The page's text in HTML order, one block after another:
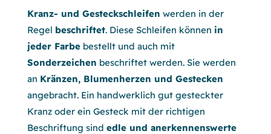
Kranz- und Gesteckschleifen werden in der
Regel beschriftet. Diese Schleifen können in
jeder Farbebestellt und auch mit
Sonderzeichen beschriftet werden. Sie werden
an Kränzen, Blumenherzen und Gestecken
angebracht. Ein handwerklich gut gesteckter
Kranz oder ein Gesteck mit der richtigen
Beschriftung sind edle und anerkennenswerte